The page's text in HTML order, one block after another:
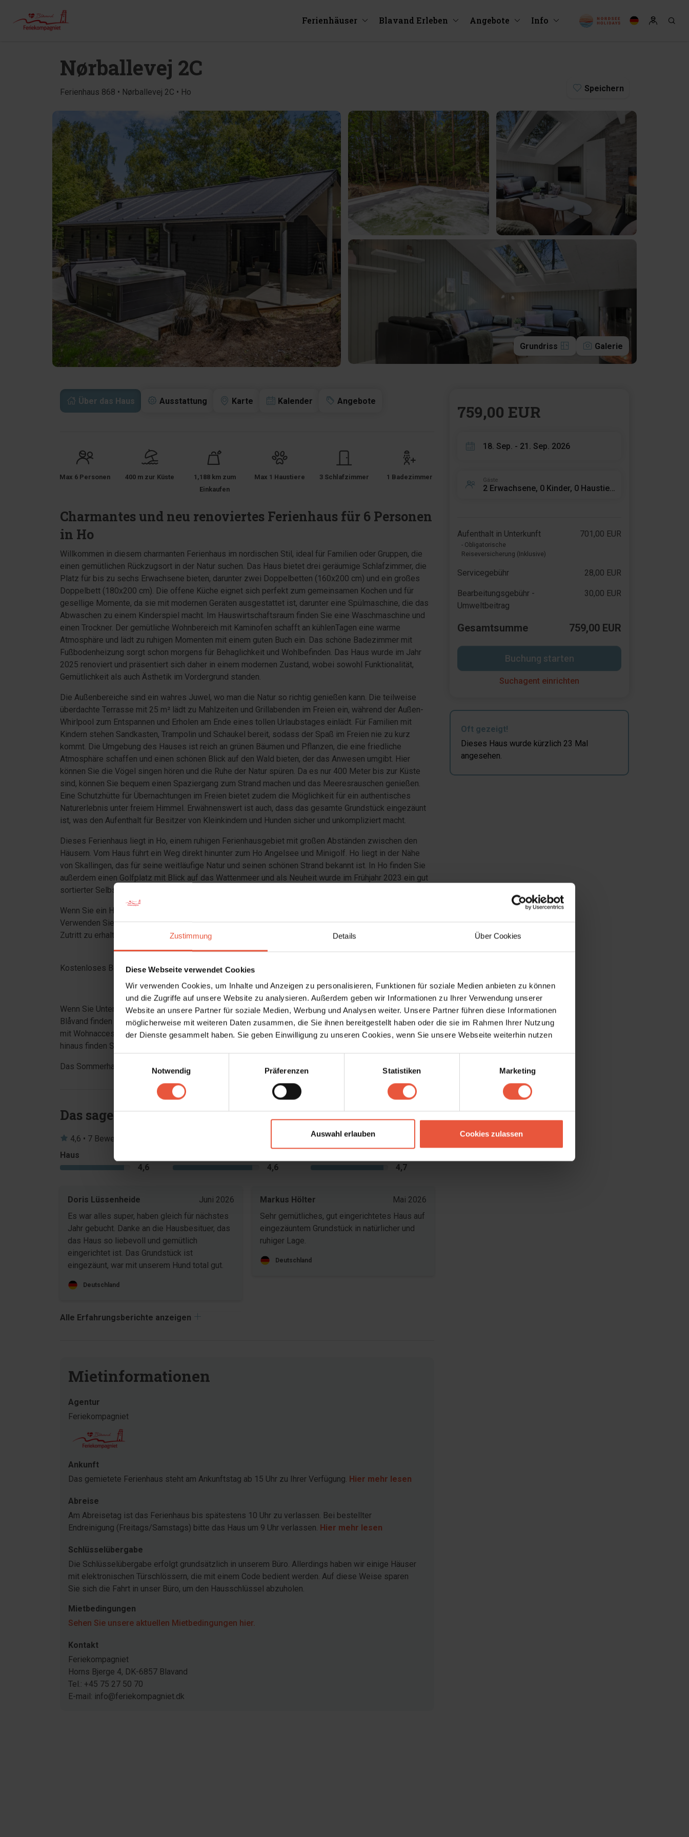
Zustimmung Details Über Cookies
Diese Webseite verwendet Cookies
Wir verwenden Cookies, um Inhalte und Anzeigen zu personalisieren, Funktionen für soziale Medien anbieten zu können
und die Zugriffe auf unsere Website zu analysieren. Außerdem geben wir Informationen zu Ihrer Verwendung unserer
Website an unsere Partner für soziale Medien, Werbung und Analysen weiter. Unsere Partner führen diese Informationen
möglicherweise mit weiteren Daten zusammen, die Sie ihnen bereitgestellt haben oder die sie im Rahmen Ihrer Nutzung
der Dienste gesammelt haben. Sie geben Einwilligung zu unseren Cookies, wenn Sie unsere Webseite weiterhin nutzen
Notwendig
Präferenzen Statistiken Marketing
Auswahl erlauben Cookies zulassen
Ferienhäuser Blavand Erleben Angebote Info
Nørballevej 2C
Ferienhaus 868 • Nørballevej 2C • Ho Speichern
Grundriss Galerie
Über das Haus Ausstattung Karte Kalender Angebote
Max 6 Personen 400 m zur Küste
1,188 km zum
Einkaufen
Max 1 Haustiere 3 Schlafzimmer 1 Badezimmer
Charmantes und neu renoviertes Ferienhaus für 6 Personen
in Ho
Willkommen in diesem charmanten Ferienhaus im nordischen Stil, ideal für Familien oder Gruppen, die
einen gemütlichen Rückzugsort in der Natur suchen. Das Haus bietet drei geräumige Schlafzimmer, die
Platz für bis zu sechs Erwachsene bieten, darunter zwei Doppelbetten (160x200 cm) und ein großes
Doppelbett (180x200 cm). Die offene Küche eignet sich perfekt zum gemeinsamen Kochen und für
gesellige Momente, da sie mit modernen Geräten ausgestattet ist, darunter eine Spülmaschine, die das
Abwaschen zu einem Kinderspiel macht. Im Hauswirtschaftsraum finden Sie eine Waschmaschine und
einen Trockner. Der gemütliche Wohnbereich mit Kaminofen schafft an kühlenTagen eine warme
Atmosphäre und lädt zu ruhigen Momenten mit einem guten Buch ein. Das schöne Badezimmer mit
Fußbodenheizung sorgt schon morgens für Behaglichkeit und Wohlbefinden. Das Haus wurde im Jahr
2025 renoviert und präsentiert sich daher in einem modernen Zustand, wobei sowohl Funktionalität,
Gemütlichkeit als auch Ästhetik im Vordergrund standen.
Die Außenbereiche sind ein wahres Juwel, wo man die Natur so richtig genießen kann. Die teilweise
überdachte Terrasse mit 25 m² lädt zu Mahlzeiten und Grillabenden im Freien ein, während der Außen-
Whirlpool zum Entspannen und Erholen am Ende eines tollen Urlaubstages einlädt. Für Familien mit
Kindern stehen Sandkasten, Trampolin und Schaukel bereit, sodass der Spaß im Freien nie zu kurz
kommt. Die Umgebung des Hauses ist reich an grünen Bäumen und Pflanzen, die eine friedliche
Atmosphäre schaffen und einen schönen Blick auf den Wald bieten, der das Anwesen umgibt. Hier
können Sie die Vögel singen hören und die Ruhe der Natur spüren. Da es nur 400 Meter bis zur Küste
sind, können Sie bequem einen Spaziergang zum Strand machen und das Meeresrauschen genießen.
Eine Schutzhütte für Übernachtungen im Freien bietet zudem die Möglichkeit für ein authentisches
Naturerlebnis unter freiem Himmel. Erwähnenswert ist auch, dass das gesamte Grundstück eingezäunt
ist, was den Aufenthalt für Besitzer von Kleinkindern und Hunden sicher und unkompliziert macht.
Dieses Ferienhaus liegt in Ho, einem ruhigen Ferienhausgebiet mit großen Abständen zwischen den
Häusern. Vom Haus führt ein Weg direkt hinunter zum Ho Angelsee und Minigolf. Ho liegt in der Nähe
von Skallingen, das für seine weitläufige Natur und seinen schönen Strand bekannt ist. In Ho finden Sie
außerdem einen Golfplatz mit Blick auf das Wattenmeer und als Neuheit wurde im Frühjahr 2023 ein gut
sortierter Selbstbedienungs-Lebensmittelladen in der Stadt eröffnet.
Wenn Sie ein Haus in Ho gemietet haben, können Sie im Jungens Mini Market, Hovej 13, einkaufen.
Verwenden Sie den schwarzen Chip an Ihrem Schlüsselanhänger, um außerhalb der Öffnungszeiten
Zutritt zu erhalten.
Kostenloses Bowling im Ho Holiday Center.
Wenn Sie Unterhaltung suchen, ist Blåvand nur 8 Kilometer entfernt. Entlang der Hauptstraße von
Blåvand finden Sie zahlreiche Einkaufsmöglichkeiten wie Bekleidungsgeschäfte, spannende Geschäfte
mit Wohnaccessoires und Souveniers sowie lokale Bernsteinkünstler, Galerien und Restaurants. Darüber
hinaus finden Sie hier mehrere Lebensmittelgeschäfte, Bäckereien und einen Metzger.
Das Sommerhaus ist ein Nichtraucherhaus und Jugendgruppen sind nicht erlaubt.
Das sagen andere Urlauber
4,6 • 7 Bewertungen
Haus
4,6
4,6
4,7
Doris Lüssenheide
Juni 2026
Es war alles super, haben gleich für nächstes
Jahr gebucht. Danke an die Hausbesituer, das
das Haus so liebevoll und gemütlich
eingerichtet ist. Das Grundstück ist
eingezäunt, war mit unserem Hund total gut.
Deutschland
Markus Hölter
Mai 2026
Sehr gemütliches, gut eingerichtetes Haus auf
eingezäuntem Grundstück in natürlicher und
ruhiger Lage.
Deutschland
Alle Erfahrungsberichte anzeigen
Mietinformationen
Agentur
Feriekompagniet
Ankunft
Das gemietete Ferienhaus steht am Ankunftstag ab 15 Uhr zu Ihrer Verfügung. Hier mehr lesen
Abreise
Am Abreisetag ist das Ferienhaus bis spätestens 10 Uhr zu verlassen. Bei bestellter
Endreinigung (Freitags/Samstags) bitte das Haus um 9 Uhr verlassen. Hier mehr lesen
Schlüsselübergabe
Die Schlüsselübergabe erfolgt grundsätzlich in unserem Büro. Allerdings haben wir einige Häuser
mit elektronischen Türschlössern, die mit einem Code bedient werden. Auf diese Weise sparen
Sie sich die Fahrt in unser Büro, um den Hausschlüssel abzuholen.
Mietbedingungen
Sehen Sie unsere aktuellen Mietbedingungen hier.
Kontakt
Feriekompagniet
Horns Bjerge 4, DK-6857 Blavand
Tel.: +45 75 27 50 70
E-mail: info@feriekompagniet.dk
759,00 EUR
18. Sep. - 21. Sep. 2026
Gäste
Aufenthalt in Unterkunft
- Obligatorische
Reiseversicherung (Inklusive)
701,00 EUR
Servicegebühr 28,00 EUR
Bearbeitungsgebühr -
Umweltbeitrag
30,00 EUR
Gesamtsumme 759,00 EUR
Buchung starten
Suchagent einrichten
Oft gezeigt!
Dieses Haus wurde kürzlich 23 Mal
angesehen.